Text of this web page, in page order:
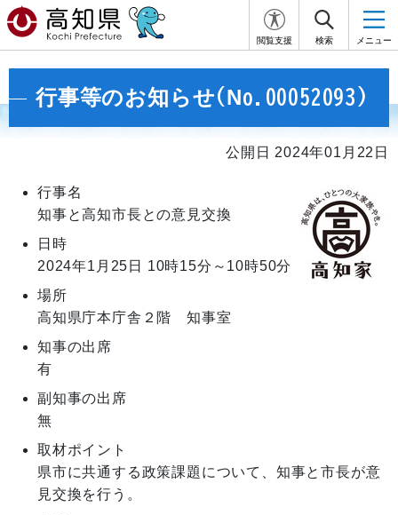
閲覧支援 検索 メニュー
行事等のお知らせ(No.00052093)
公開日 2024年01月22日
行事名
知事と高知市長との意見交換
日時
2024年1月25日
10時15分～10時50分
場所
高知県庁本庁舎２階 知事室
知事の出席
有
副知事の出席
無
取材ポイント
県市に共通する政策課題について、知事と市長が意
見交換を行う。